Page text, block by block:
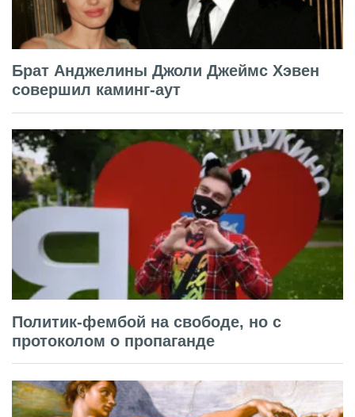
Брат Анджелины Джоли Джеймс Хэвен
совершил каминг-аут
Политик-фембой на свободе, но с
протоколом о пропаганде